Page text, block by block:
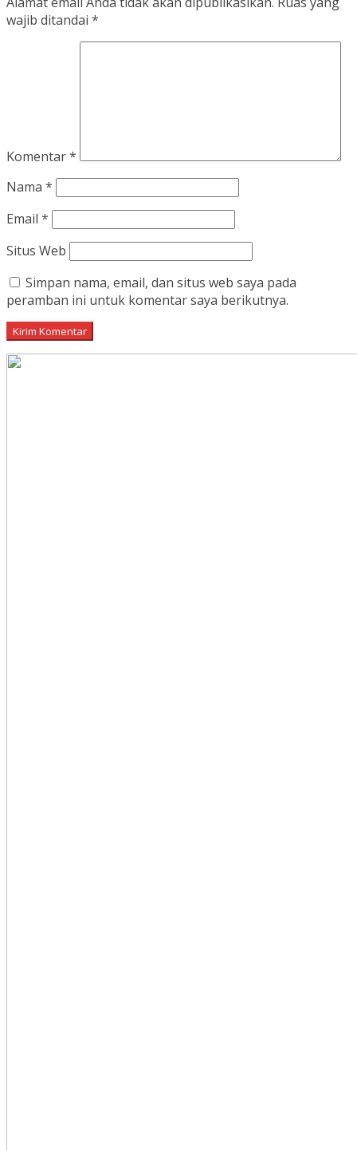
wajib ditandai *
Komentar*
Nama *
Email *
Situs Web
Simpan nama, email, dan situs web saya pada
peramban ini untuk komentar saya berikutnya.